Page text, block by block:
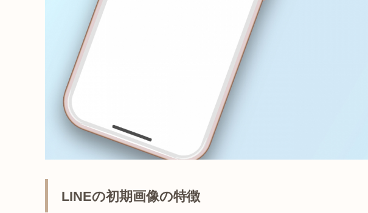
LINEの初期画像の特徴